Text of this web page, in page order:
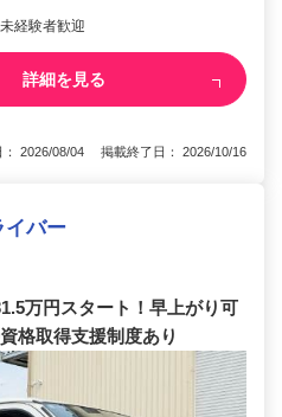
経験者歓迎
詳細を見る
： 2026/08/04 掲載終了日： 2026/10/16
イバー
万円スタート！早上がり可
取得支援制度あり